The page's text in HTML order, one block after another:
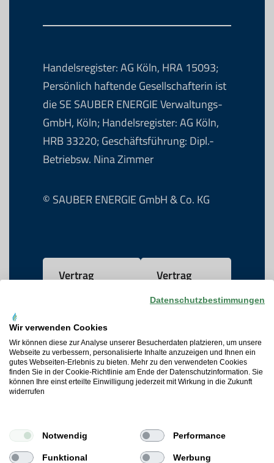
Handelsregister: AG Köln, HRA 15093;
Persönlich haftende Gesellschafterin ist
die SE SAUBER ENERGIE Verwaltungs-
GmbH, Köln; Handelsregister: AG Köln,
HRB 33220; Geschäftsführung: Dipl.-
Betriebsw. Nina Zimmer
© SAUBER ENERGIE GmbH & Co. KG
Vertrag
Vertrag
kündigen
AGB
Datenschutz
Impressum
Datenschutzbestimmungen
Wir verwenden Cookies
Wir können diese zur Analyse unserer Besucherdaten platzieren, um unsere
Webseite zu verbessern, personalisierte Inhalte anzuzeigen und Ihnen ein
gutes Webseiten-Erlebnis zu bieten. Mehr zu den verwendeten Cookies
finden Sie in der Cookie-Richtlinie am Ende der Datenschutzinformation. Sie
können Ihre einst erteilte Einwilligung jederzeit mit Wirkung in die Zukunft
widerrufen
Notwendig Performance
Funktional Werbung